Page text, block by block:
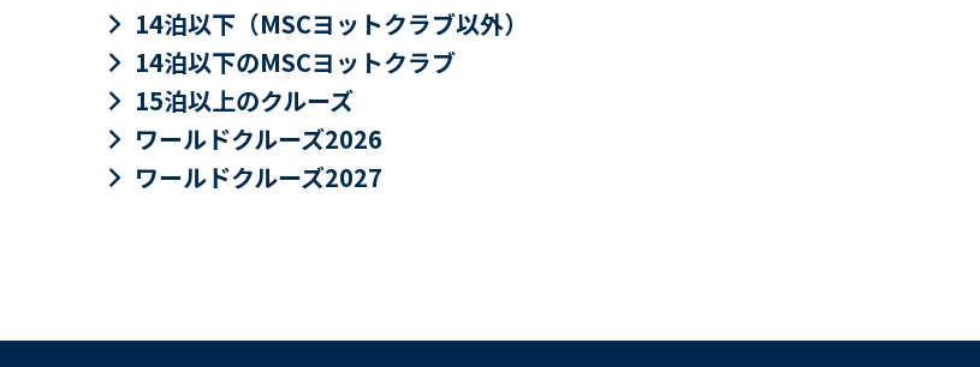
keyboard_arrow_right 14泊以下（MSCヨットクラブ以外）
keyboard_arrow_right 14泊以下のMSCヨットクラブ
keyboard_arrow_right 15泊以上のクルーズ
keyboard_arrow_right ワールドクルーズ2026
keyboard_arrow_right ワールドクルーズ2027